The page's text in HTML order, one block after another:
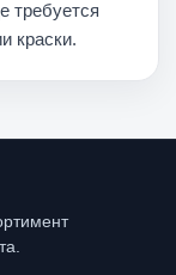
требуется
краски.